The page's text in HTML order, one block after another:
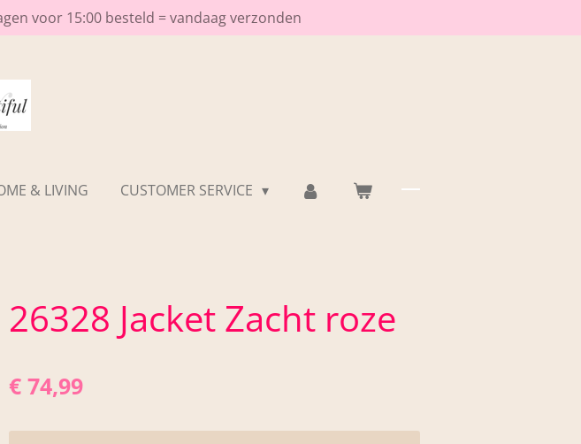
voor 15:00 besteld = vandaag verzonden
& LIVING CUSTOMER SERVICE
26328 Jacket Zacht roze
€ 74,99